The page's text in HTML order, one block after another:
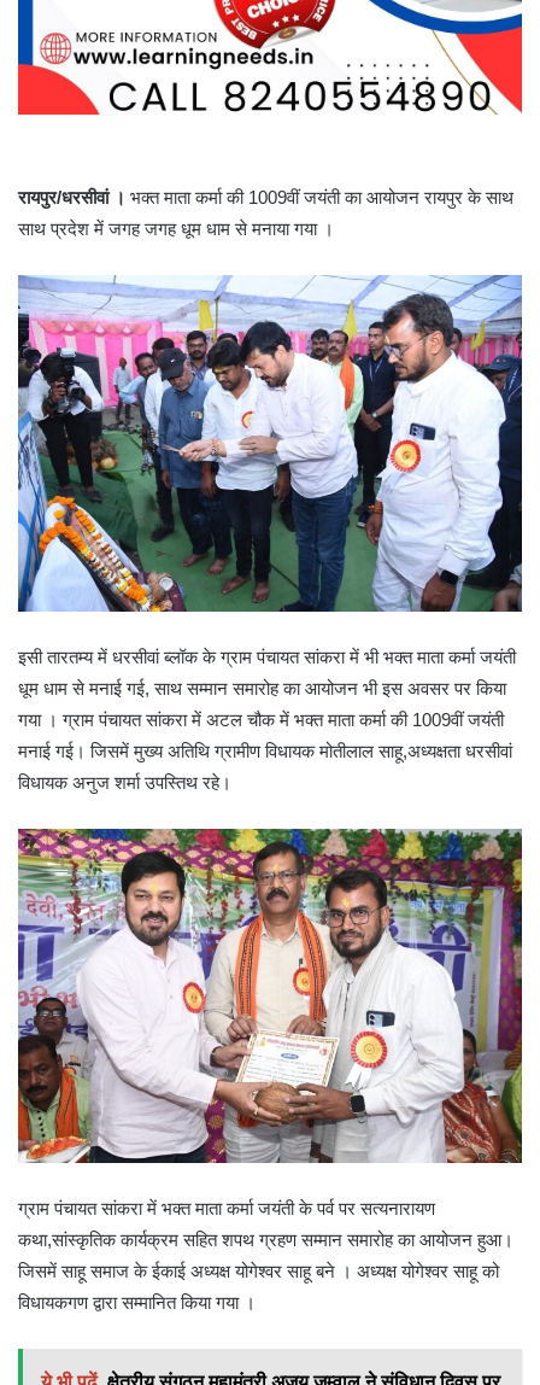
रायपुर/धरसीवां । भक्त माता कर्मा की 1009वीं जयंती का आयोजन रायपुर के साथ
साथ प्रदेश में जगह जगह धूम धाम से मनाया गया ।
इसी तारतम्य में धरसीवां ब्लॉक के ग्राम पंचायत सांकरा में भी भक्त माता कर्मा जयंती
धूम धाम से मनाई गई, साथ सम्मान समारोह का आयोजन भी इस अवसर पर किया
गया । ग्राम पंचायत सांकरा में अटल चौक में भक्त माता कर्मा की 1009वीं जयंती
मनाई गई। जिसमें मुख्य अतिथि ग्रामीण विधायक मोतीलाल साहू,अध्यक्षता धरसीवां
विधायक अनुज शर्मा उपस्तिथ रहे।
ग्राम पंचायत सांकरा में भक्त माता कर्मा जयंती के पर्व पर सत्यनारायण
कथा,सांस्कृतिक कार्यक्रम सहित शपथ ग्रहण सम्मान समारोह का आयोजन हुआ।
जिसमें साहू समाज के ईकाई अध्यक्ष योगेश्वर साहू बने । अध्यक्ष योगेश्वर साहू को
विधायकगण द्वारा सम्मानित किया गया ।